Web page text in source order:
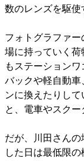
数のレンズを駆使
フォトグラファ
場に持っていく
もステーション
バックや軽自動
ンに換えたりして
と、電車やスクー
だが、川田さん
した日は最低限